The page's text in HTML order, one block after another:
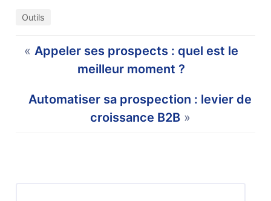
Outils
« Appeler ses prospects : quel est le
meilleur moment ?
Automatiser sa prospection : levier de
croissance B2B»